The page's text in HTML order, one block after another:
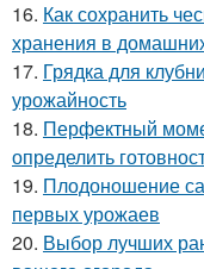
16. Как сохранить
хранения в
17. Грядка для
урожайность
18. Перфектный
определить
19. Плодоношение
первых урожаев
20. Выбор лучших